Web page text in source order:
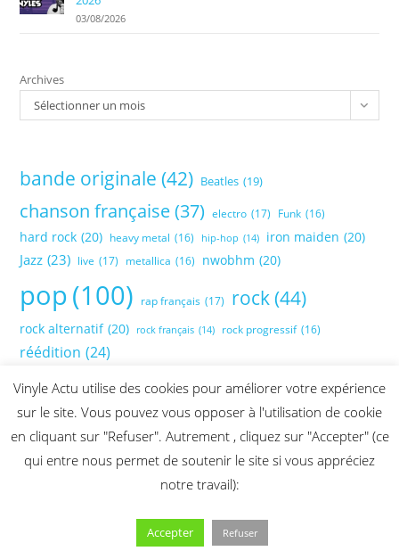
03/08/2026
Archives
Sélectionner un mois
bande originale (42) Beatles (19)
chanson française (37) electro (17) Funk (16)
hard rock (20) heavy metal (16) hip-hop (14) iron maiden (20)
Jazz (23) live (17) metallica (16) nwobhm (20)
pop(100) rap français (17) rock(44)
rock alternatif (20) rock français (14) rock progressif (16)
réédition (24)
Vinyle Actu utilise des cookies pour améliorer votre expérience
sur le site. Vous pouvez vous opposer à l'utilisation de cookie
en cliquant sur "Refuser". Autrement , cliquez sur "Accepter" (ce
qui entre nous permet de soutenir le site si vous appréciez
notre travail):
Accepter Refuser